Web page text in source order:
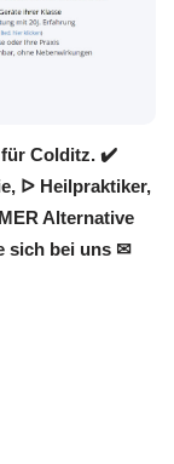
für Colditz. ✔️
ᐅ Heilpraktiker,
Alternative
sich bei uns ✉